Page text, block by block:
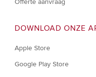
Offerte aanvraag
DOWNLOAD ONZE
Apple Store
Google Play Store